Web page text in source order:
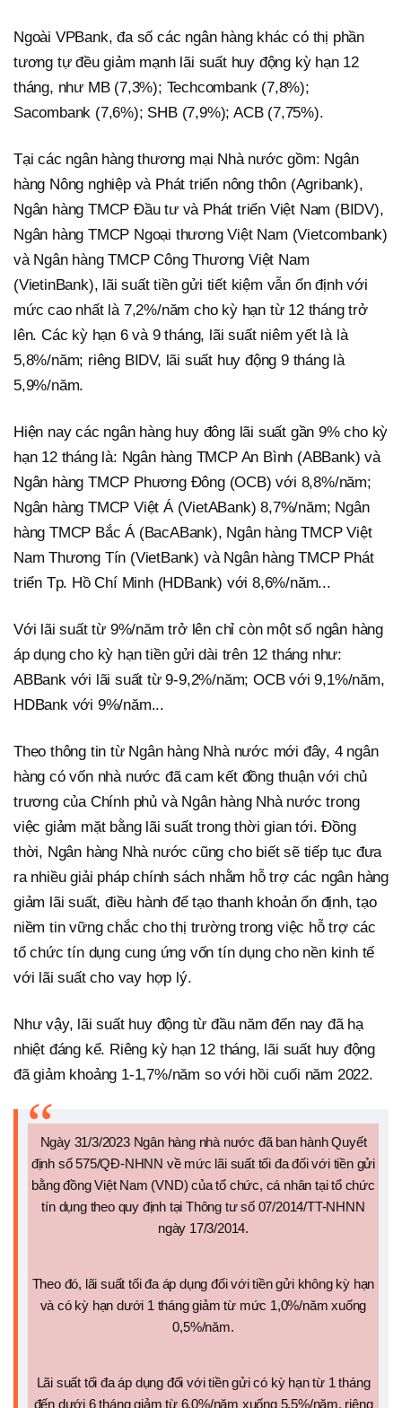
Ngoài VPBank, đa số các ngân hàng khác có thị phần
tương tự đều giảm mạnh lãi suất huy động kỳ hạn 12
tháng, như MB (7,3%); Techcombank (7,8%);
Sacombank (7,6%); SHB (7,9%); ACB (7,75%).
Tại các ngân hàng thương mại Nhà nước gồm: Ngân
hàng Nông nghiệp và Phát triển nông thôn (Agribank),
Ngân hàng TMCP Đầu tư và Phát triển Việt Nam (BIDV),
Ngân hàng TMCP Ngoại thương Việt Nam (Vietcombank)
và Ngân hàng TMCP Công Thương Việt Nam
(VietinBank), lãi suất tiền gửi tiết kiệm vẫn ổn định với
mức cao nhất là 7,2%/năm cho kỳ hạn từ 12 tháng trở
lên. Các kỳ hạn 6 và 9 tháng, lãi suất niêm yết là là
5,8%/năm; riêng BIDV, lãi suất huy động 9 tháng là
5,9%/năm.
Hiện nay các ngân hàng huy đông lãi suất gần 9% cho kỳ
hạn 12 tháng là: Ngân hàng TMCP An Bình (ABBank) và
Ngân hàng TMCP Phương Đông (OCB) với 8,8%/năm;
Ngân hàng TMCP Việt Á (VietABank) 8,7%/năm; Ngân
hàng TMCP Bắc Á (BacABank), Ngân hàng TMCP Việt
Nam Thương Tín (VietBank) và Ngân hàng TMCP Phát
triển Tp. Hồ Chí Minh (HDBank) với 8,6%/năm...
Với lãi suất từ 9%/năm trở lên chỉ còn một số ngân hàng
áp dụng cho kỳ hạn tiền gửi dài trên 12 tháng như:
ABBank với lãi suất từ 9-9,2%/năm; OCB với 9,1%/năm,
HDBank với 9%/năm...
Theo thông tin từ Ngân hàng Nhà nước mới đây, 4 ngân
hàng có vốn nhà nước đã cam kết đồng thuận với chủ
trương của Chính phủ và Ngân hàng Nhà nước trong
việc giảm mặt bằng lãi suất trong thời gian tới. Đồng
thời, Ngân hàng Nhà nước cũng cho biết sẽ tiếp tục đưa
ra nhiều giải pháp chính sách nhằm hỗ trợ các ngân hàng
giảm lãi suất, điều hành để tạo thanh khoản ổn định, tạo
niềm tin vững chắc cho thị trường trong việc hỗ trợ các
tổ chức tín dụng cung ứng vốn tín dụng cho nền kinh tế
với lãi suất cho vay hợp lý.
Như vậy, lãi suất huy động từ đầu năm đến nay đã hạ
nhiệt đáng kể. Riêng kỳ hạn 12 tháng, lãi suất huy động
đã giảm khoảng 1-1,7%/năm so với hồi cuối năm 2022.
Ngày 31/3/2023 Ngân hàng nhà nước đã ban hành Quyết
định số 575/QĐ-NHNN về mức lãi suất tối đa đối với tiền gửi
bằng đồng Việt Nam (VND) của tổ chức, cá nhân tại tổ chức
tín dụng theo quy định tại Thông tư số 07/2014/TT-NHNN
ngày 17/3/2014.
Theo đó, lãi suất tối đa áp dụng đối với tiền gửi không kỳ hạn
và có kỳ hạn dưới 1 tháng giảm từ mức 1,0%/năm xuống
0,5%/năm.
Lãi suất tối đa áp dụng đối với tiền gửi có kỳ hạn từ 1 tháng
đến dưới 6 tháng giảm từ 6,0%/năm xuống 5,5%/năm, riêng